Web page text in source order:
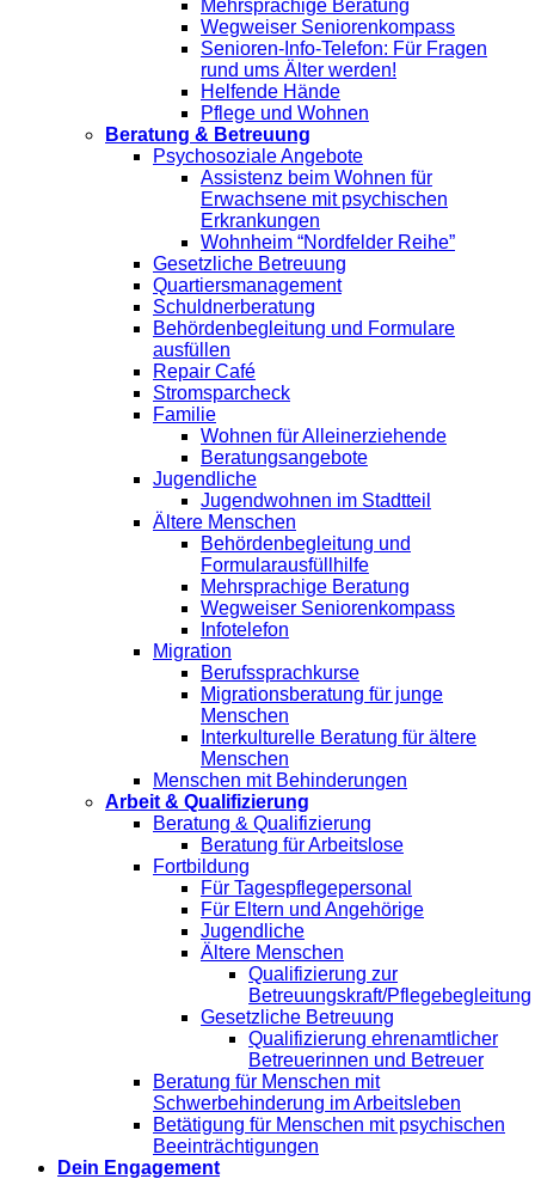
Mehrsprachige Beratung
Wegweiser Seniorenkompass
Senioren-Info-Telefon: Für Fragen
rund ums Älter werden!
Helfende Hände
Pflege und Wohnen
Beratung & Betreuung
Psychosoziale Angebote
Assistenz beim Wohnen für
Erwachsene mit psychischen
Erkrankungen
Wohnheim “Nordfelder Reihe”
Gesetzliche Betreuung
Quartiersmanagement
Schuldnerberatung
Behördenbegleitung und Formulare
ausfüllen
Repair Café
Stromsparcheck
Familie
Wohnen für Alleinerziehende
Beratungsangebote
Jugendliche
Jugendwohnen im Stadtteil
Ältere Menschen
Behördenbegleitung und
Formularausfüllhilfe
Mehrsprachige Beratung
Wegweiser Seniorenkompass
Infotelefon
Migration
Berufssprachkurse
Migrationsberatung für junge
Menschen
Interkulturelle Beratung für ältere
Menschen
Menschen mit Behinderungen
Arbeit & Qualifizierung
Beratung & Qualifizierung
Beratung für Arbeitslose
Fortbildung
Für Tagespflegepersonal
Für Eltern und Angehörige
Jugendliche
Ältere Menschen
Qualifizierung zur
Betreuungskraft/Pflegebegleitung
Gesetzliche Betreuung
Qualifizierung ehrenamtlicher
Betreuerinnen und Betreuer
Beratung für Menschen mit
Schwerbehinderung im Arbeitsleben
Betätigung für Menschen mit psychischen
Beeinträchtigungen
Dein Engagement